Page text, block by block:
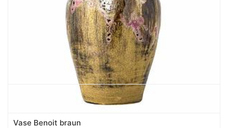
Vase Benoit braun